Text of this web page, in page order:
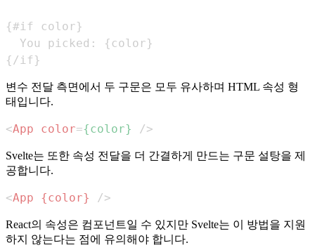
{/if}
변수 전달 측면에서 두 구문은 모두 유사하며 HTML 속성 형
태입니다.
<App color={color} />
Svelte는 또한 속성 전달을 더 간결하게 만드는 구문 설탕을 제
공합니다.
<App {color} />
React의 속성은 컴포넌트일 수 있지만 Svelte는 이 방법을 지원
하지 않는다는 점에 유의해야 합니다.